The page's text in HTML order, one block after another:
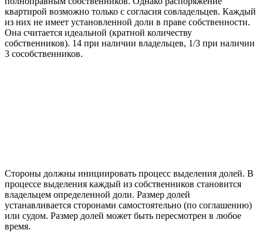
квартирой возможно только с согласия совладельцев. Каждый
из них не имеет установленной доли в праве собственности.
Она считается идеальной (кратной количеству
собственников). 14 при наличии владельцев, 1/3 при наличии
3 сособственников.
Стороны должны инициировать процесс выделения долей. В
процессе выделения каждый из собственников становится
владельцем определенной доли. Размер долей
устанавливается сторонами самостоятельно (по соглашению)
или судом. Размер долей может быть пересмотрен в любое
время.